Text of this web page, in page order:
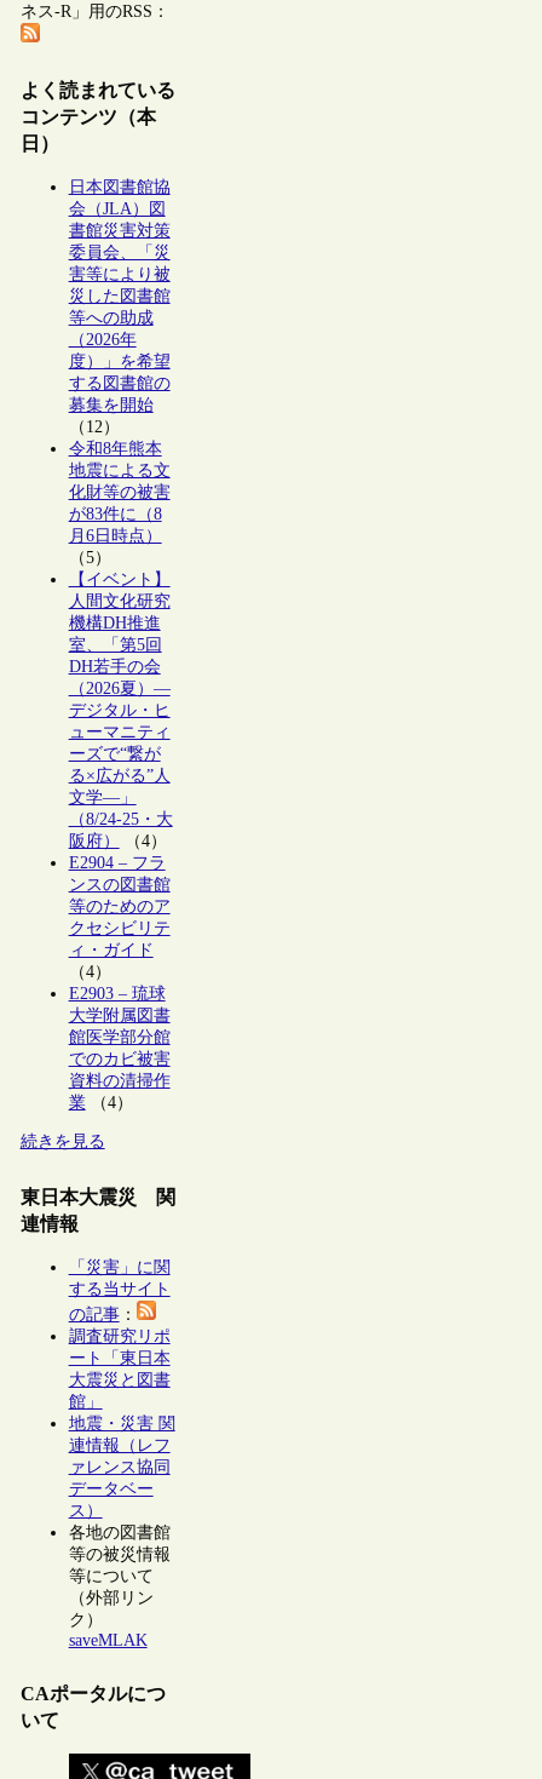
ネス-R」用のRSS：
よく読まれている
コンテンツ（本
日）
日本図書館協
会（JLA）図
書館災害対策
委員会、「災
害等により被
災した図書館
等への助成
（2026年
度）」を希望
する図書館の
募集を開始
（12）
令和8年熊本
地震による文
化財等の被害
が83件に（8
月6日時点）
（5）
【イベント】
人間文化研究
機構DH推進
室、「第5回
DH若手の会
（2026夏）―
デジタル・ヒ
ューマニティ
ーズで“繋が
る×広がる”人
文学―」
（8/24-25・大
阪府）
（4）
E2904 – フラ
ンスの図書館
等のためのア
クセシビリテ
ィ・ガイド
（4）
E2903 – 琉球
大学附属図書
館医学部分館
でのカビ被害
資料の清掃作
業（4）
続きを見る
東日本大震災 関
連情報
「災害」に関
する当サイト
の記事：
調査研究リポ
ート「東日本
大震災と図書
館」
地震・災害 関
連情報（レフ
ァレンス協同
データベー
ス）
各地の図書館
等の被災情報
等について
（外部リン
ク）
saveMLAK
CAポータルにつ
いて